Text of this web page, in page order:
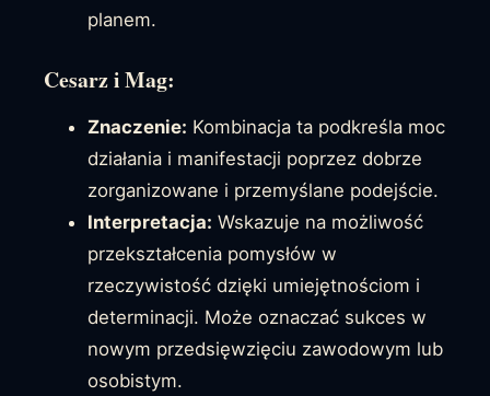
planem.
Cesarz i Mag:
Znaczenie: Kombinacja ta podkreśla moc
działania i manifestacji poprzez dobrze
zorganizowane i przemyślane podejście.
Interpretacja: Wskazuje na możliwość
przekształcenia pomysłów w
rzeczywistość dzięki umiejętnościom i
determinacji. Może oznaczać sukces w
nowym przedsięwzięciu zawodowym lub
osobistym.